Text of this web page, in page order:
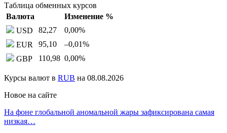
Таблица обменных курсов
Валюта
Изменение %
USD
82,27 0,00%
EUR
95,10 –0,01%
GBP
110,98 0,00%
Курсы валют в RUB на 08.08.2026
Новое на сайте
На фоне глобальной аномальной жары зафиксирована самая
низкая…